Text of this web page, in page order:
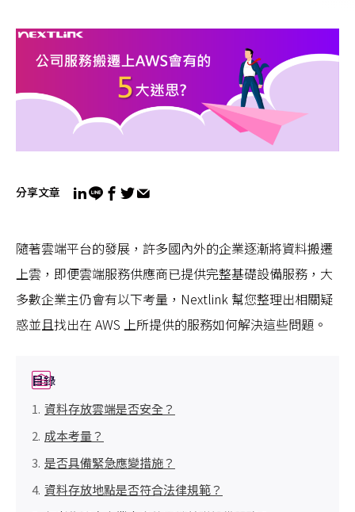
分享文章
隨著雲端平台的發展，許多國內外的企業逐漸將資料搬遷
上雲，即便雲端服務供應商已提供完整基礎設備服務，大
多數企業主仍會有以下考量，Nextlink 幫您整理出相關疑
惑並且找出在 AWS 上所提供的服務如何解決這些問題。
目錄
資料存放雲端是否安全？
成本考量？
是否具備緊急應變措施？
資料存放地點是否符合法律規範？